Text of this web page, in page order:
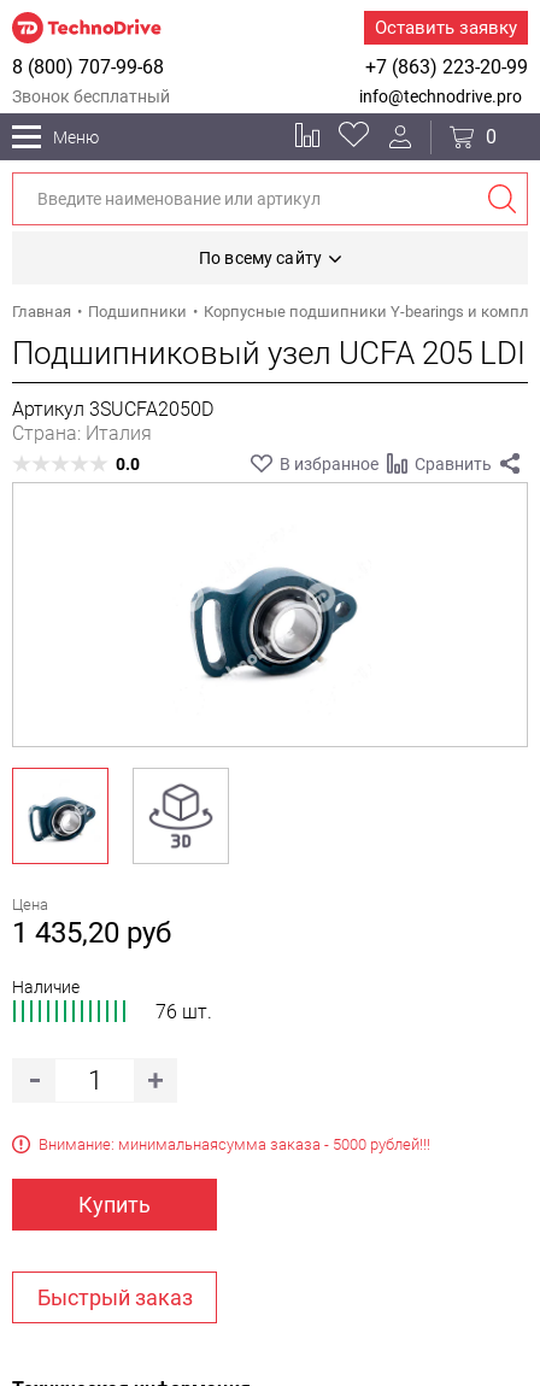
Оставить заявку
+7 (863) 223-20-99
8 (800) 707-99-68
Звонок бесплатный info@technodrive.pro
Меню 0
По всему сайту
Главная Подшипники Корпусные подшипники Y-bearings и
Подшипниковый узел UCFA 205 LDI
Артикул 3SUCFA2050D
Страна: Италия
0.0 В избранное Сравнить
Цена
1 435,20 руб
Наличие
76 шт.
Внимание: минимальнаясумма заказа - 5000 рублей!!!
Купить
Быстрый заказ